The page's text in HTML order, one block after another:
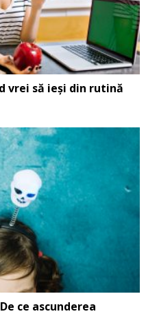
vrei să ieși din rutină
ce ascunderea